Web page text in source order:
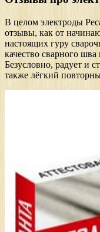
В целом электроды
отзывы, как от
настоящих гуру
качество сварного шва
Безусловно, радует и
также лёгкий